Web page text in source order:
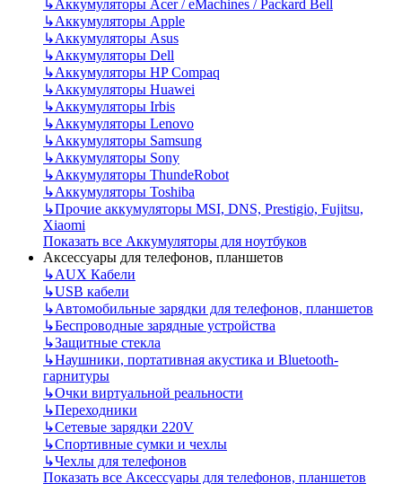
↳Аккумуляторы Acer / eMachines / Packard Bell
↳Аккумуляторы Apple
↳Аккумуляторы Asus
↳Аккумуляторы Dell
↳Аккумуляторы HP Compaq
↳Аккумуляторы Huawei
↳Аккумуляторы Irbis
↳Аккумуляторы Lenovo
↳Аккумуляторы Samsung
↳Аккумуляторы Sony
↳Аккумуляторы ThundeRobot
↳Аккумуляторы Toshiba
↳Прочие аккумуляторы MSI, DNS, Prestigio, Fujitsu,
Xiaomi
Показать все Аккумуляторы для ноутбуков
Аксессуары для телефонов, планшетов
↳AUX Кабели
↳USB кабели
↳Автомобильные зарядки для телефонов, планшетов
↳Беспроводные зарядные устройства
↳Защитные стекла
↳Наушники, портативная акустика и Bluetooth-
гарнитуры
↳Очки виртуальной реальности
↳Переходники
↳Сетевые зарядки 220V
↳Спортивные сумки и чехлы
↳Чехлы для телефонов
Показать все Аксессуары для телефонов, планшетов